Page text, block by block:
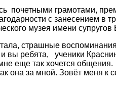
грамотами,
с занесением в
музея имени
страшные
ребята, ученики
еще так хочется
она за мной. Зовёт меня к